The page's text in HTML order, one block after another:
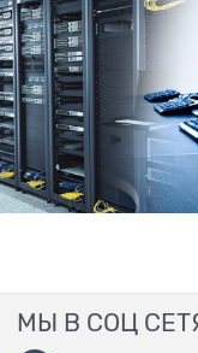
МЫ В СОЦ